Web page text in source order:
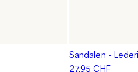
Sandalen -
27.95 CHF